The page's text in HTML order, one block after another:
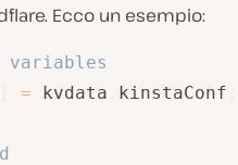
Ecco un esempio:
variables
= kvdata kinstaConf